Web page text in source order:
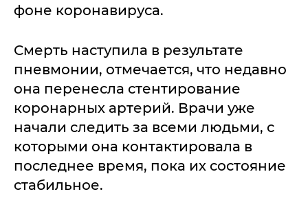
фоне коронавируса.
Смерть наступила в результате
пневмонии, отмечается, что недавно
она перенесла стентирование
коронарных артерий. Врачи уже
начали следить за всеми людьми, с
которыми она контактировала в
последнее время, пока их состояние
стабильное.